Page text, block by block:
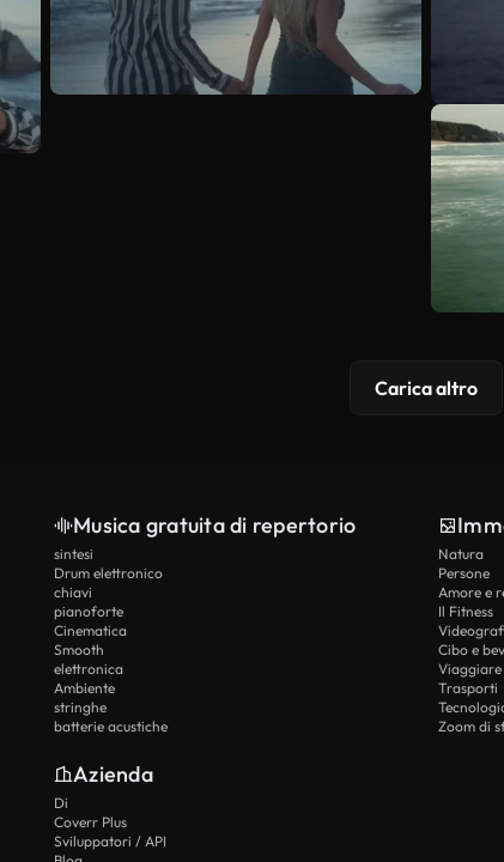
Carica altro
Musica gratuita di repertorio
sintesi
Drum elettronico
chiavi
pianoforte
Cinematica
Smooth
elettronica
Ambiente
stringhe
batterie acustiche
Natura
Persone
Amore e
Il Fitness
Cibo e
Viaggiare
Trasporti
Zoom di
Azienda
Di
Coverr Plus
Sviluppatori / API